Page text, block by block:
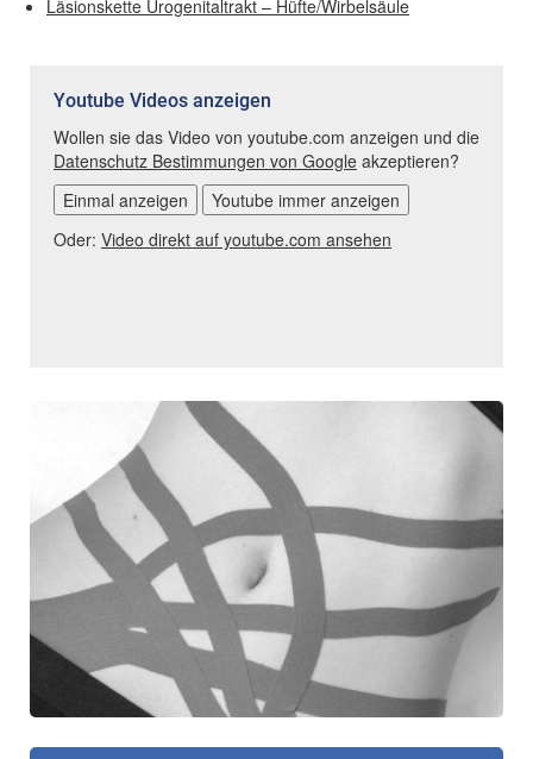
Läsionskette Urogenitaltrakt – Hüfte/Wirbelsäule
Youtube Videos anzeigen
Wollen sie das Video von youtube.com anzeigen und die
Datenschutz Bestimmungen von Google akzeptieren?
Einmal anzeigen
Youtube immer anzeigen
Oder: Video direkt auf youtube.com ansehen